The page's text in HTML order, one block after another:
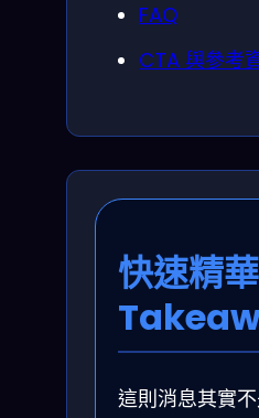
FAQ
CTA 與參考
快速精
這則消息其實